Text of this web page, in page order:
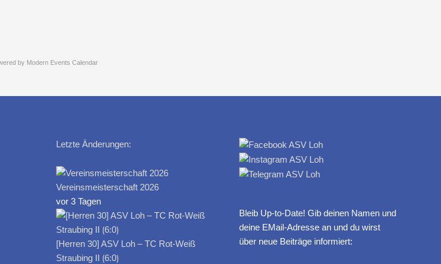
by Modern Events Calendar
Letzte Änderungen:
Vereinsmeisterschaft 2026
vor 3 Tagen
[Herren 30] ASV Loh – TC Rot-Weiß
Straubing II ⟮6:0⟯
Bleib Up-to-Date! Gib deinen Namen und
deine EMail-Adresse an und du wirst
über neue Beiträge informiert: